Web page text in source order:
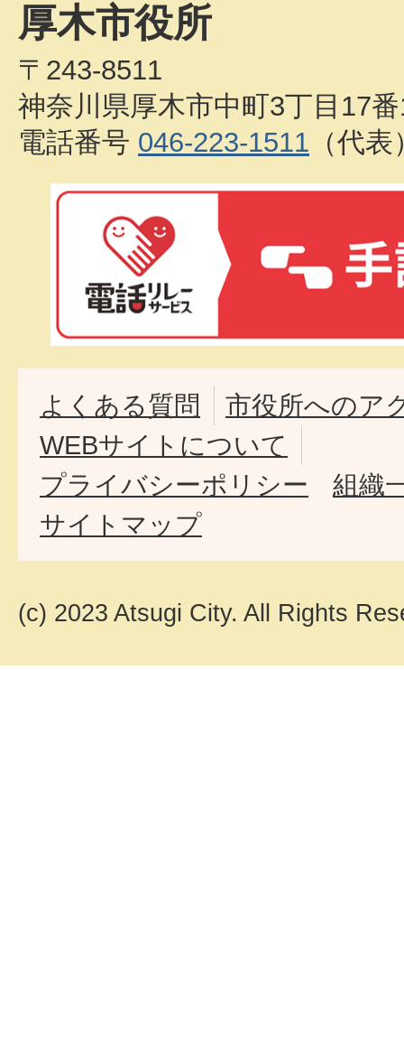
厚木市役所
〒243-8511
神奈川県厚木市中町3丁目17
電話番号 046-223-1511 （代表
よくある質問
市役所へのア
WEBサイトについて
プライバシーポリシー
組織
サイトマップ
(c) 2023 Atsugi City. All Rights